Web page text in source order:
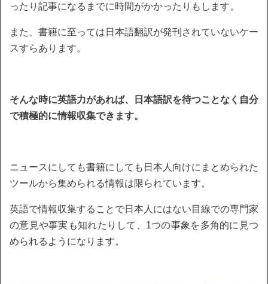
ったり記事になるまでに時間がかかったりもします。
また、書籍に至っては日本語翻訳が発刊されていないケー
スすらあります。
そんな時に英語力があれば、日本語訳を待つことなく自分
で積極的に情報収集できます。
ニュースにしても書籍にしても日本人向けにまとめられた
ツールから集められる情報は限られています。
英語で情報収集することで日本人にはない目線での専門家
の意見や事実も知れたりして、1つの事象を多角的に見つ
められるようになります。